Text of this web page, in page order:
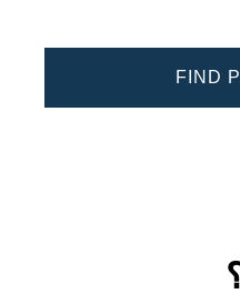
FIND